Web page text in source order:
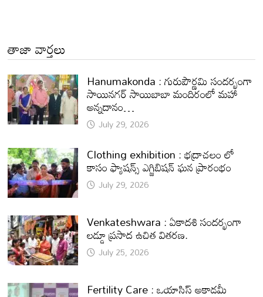
తాజా వార్తలు
Hanumakonda : గురుపౌర్ణమి సందర్భంగా
సాయినగర్‌ సాయిబాబా మందిరంలో మహా
అన్నదానం…
July 29, 2026
Clothing exhibition : భద్రాచలం లో
కాసం ఫ్యాషన్స్ ఎగ్జిబిషన్ ఘన ప్రారంభం
July 29, 2026
Venkateshwara : ఏకాదశి సందర్భంగా
లడ్డూ ప్రసాద ఉచిత వితరణ.
July 25, 2026
Fertility Care : ఒయాసిస్ అకాడమీ